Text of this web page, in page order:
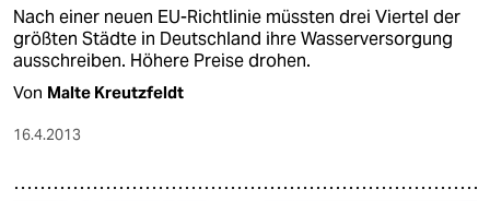
Nach einer neuen EU-Richtlinie müssten drei Viertel der
größten Städte in Deutschland ihre Wasserversorgung
ausschreiben. Höhere Preise drohen.
Von Malte Kreutzfeldt
16.4.2013